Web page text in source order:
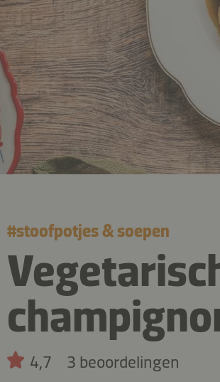
#stoofpotjes & soepen
4,7 3 beoordelingen